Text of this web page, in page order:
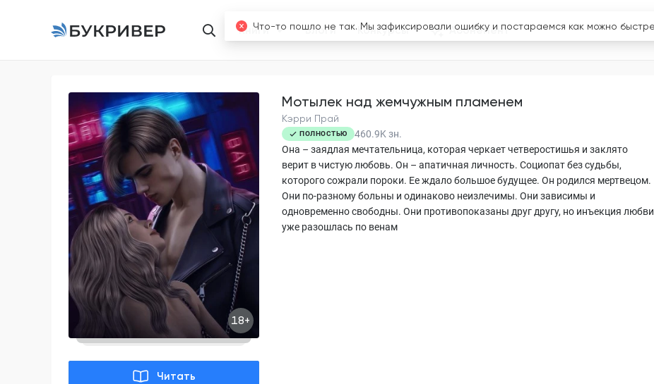
Книги Блоги Конкурсы Абонемент
18+
Читать
Мотылек над жемчужным пламенем
Кэрри Прай
ПОЛНОСТЬЮ 460.9K зн.
Она – заядлая мечтательница, которая черкает четверостишья и заклято
верит в чистую любовь. Он – апатичная личность. Социопат без судьбы,
которого сожрали пороки. Ее ждало большое будущее. Он родился мертвецом.
Они по-разному больны и одинаково неизлечимы. Они зависимы и
одновременно свободны. Они противопоказаны друг другу, но инъекция любви
уже разошлась по венам